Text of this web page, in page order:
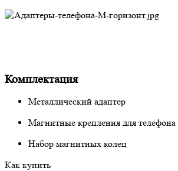
Комплектация
Металлический адаптер
Магнитные крепления для телефона
Набор магнитных колец
Как купить